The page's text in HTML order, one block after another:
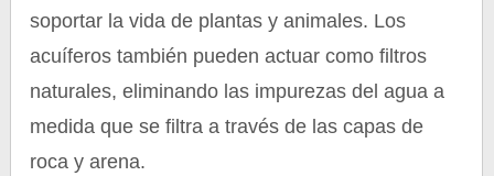
soportar la vida de plantas y animales. Los
acuíferos también pueden actuar como filtros
naturales, eliminando las impurezas del agua a
medida que se filtra a través de las capas de
roca y arena.